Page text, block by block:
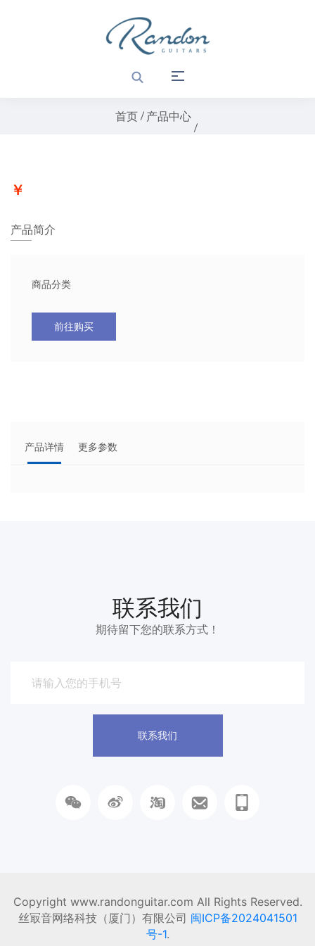
首页 产品中心
￥
产品简介
商品分类
前往购买
产品详情 更多参数
联系我们
期待留下您的联系方式！
联系我们
Copyright www.randonguitar.com All Rights Reserved.
丝冣音网络科技（厦门）有限公司 闽ICP备2024041501
号-1.